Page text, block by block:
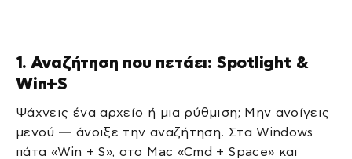
1. Αναζήτηση που πετάει: Spotlight &
Win+S
Ψάχνεις ένα αρχείο ή μια ρύθμιση; Μην ανοίγεις
μενού — άνοιξε την αναζήτηση. Στα Windows
πάτα «Win + S», στο Mac «Cmd + Space» και